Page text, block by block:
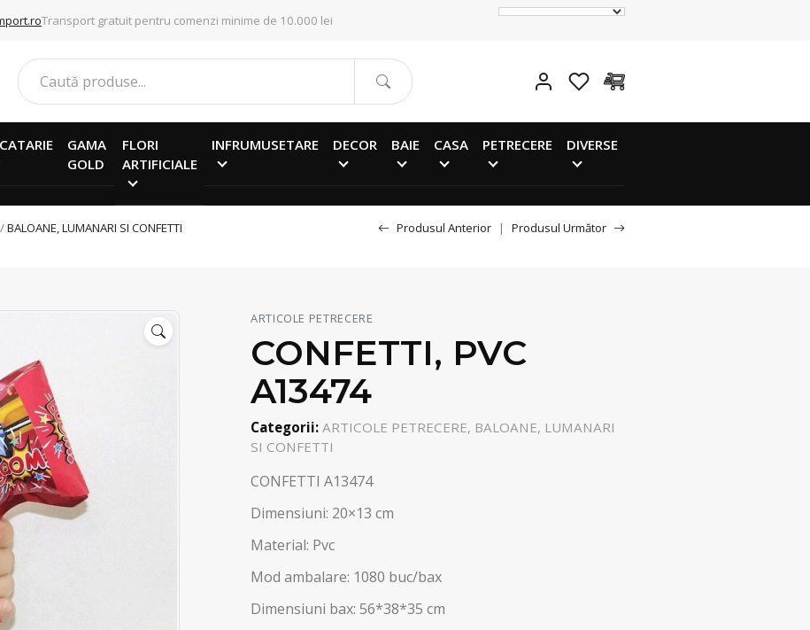
Transport gratuit pentru comenzi minime de 10.000 lei
GAMA
GOLD
FLORI
ARTIFICIALE
INFRUMUSETARE DECOR BAIE CASA PETRECERE DIVERSE
/BALOANE, LUMANARI SI CONFETTI
Produsul Anterior | Produsul Următor
ARTICOLE PETRECERE
CONFETTI, PVC
A13474
Categorii: ARTICOLE PETRECERE, BALOANE, LUMANARI
SI CONFETTI
CONFETTI A13474
Dimensiuni: 20×13 cm
Material: Pvc
Mod ambalare: 1080 buc/bax
Dimensiuni bax: 56*38*35 cm